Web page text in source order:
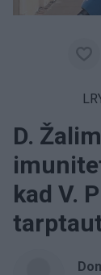
D.
kad V.